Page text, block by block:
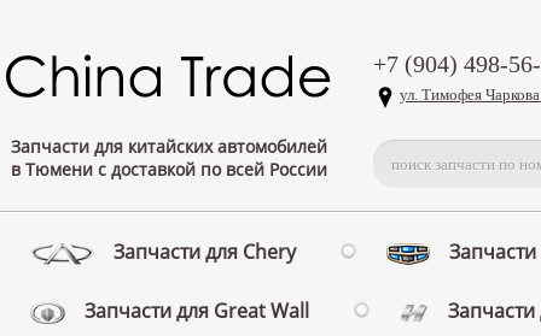
Запчасти для китайских автомобилей
в Тюмени с доставкой по всей России
+7 (904) 498-
ул. Тимофея
Запчасти для Chery
Запчасти для Great Wall